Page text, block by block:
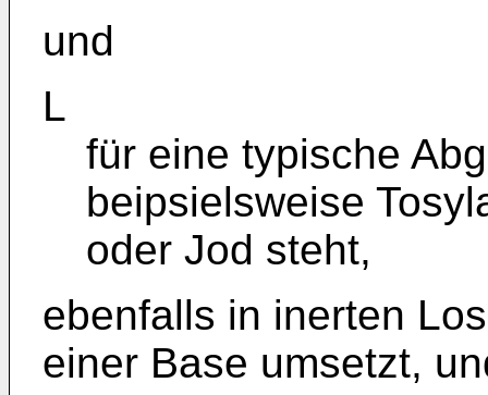
und
L
für eine typische
beipsielsweise
oder Jod steht,
ebenfalls in inerten
einer Base umsetzt,